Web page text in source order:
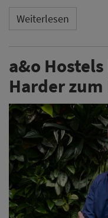
Weiterlesen
a&o
Harder